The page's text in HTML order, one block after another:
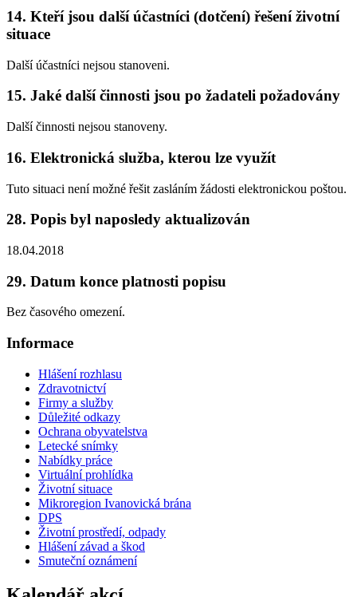
14. Kteří jsou další účastníci (dotčení) řešení životní
situace
Další účastníci nejsou stanoveni.
15. Jaké další činnosti jsou po žadateli požadovány
Další činnosti nejsou stanoveny.
16. Elektronická služba, kterou lze využít
Tuto situaci není možné řešit zasláním žádosti elektronickou poštou.
28. Popis byl naposledy aktualizován
18.04.2018
29. Datum konce platnosti popisu
Bez časového omezení.
Informace
Hlášení rozhlasu
Zdravotnictví
Firmy a služby
Důležité odkazy
Ochrana obyvatelstva
Letecké snímky
Nabídky práce
Virtuální prohlídka
Životní situace
Mikroregion Ivanovická brána
DPS
Životní prostředí, odpady
Hlášení závad a škod
Smuteční oznámení